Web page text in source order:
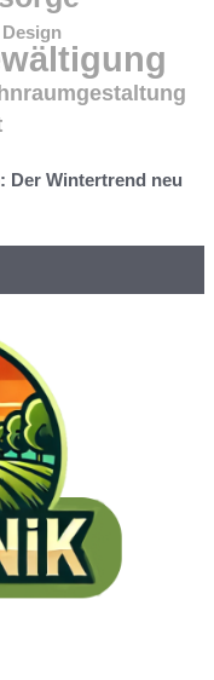
Der Wintertrend neu